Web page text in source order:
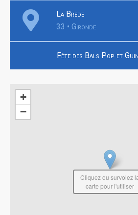
La Brède
33 • Gironde
Fête des Bals Pop et
+
−
Cliquez ou survolez
carte pour l'utiliser